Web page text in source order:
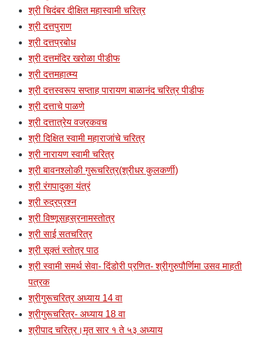
श्री चिदंबर दीक्षित महास्वामी चरित्र
श्री दत्तपुराण
श्री दत्तप्रबोध
श्री दत्तमंदिर खरोळा पीडीफ
श्री दत्तमहात्म्य
श्री दत्तस्वरूप सप्ताह पारायण बाळानंद चरित्र पीडीफ
श्री दत्ताचे पाळणे
श्री दत्तात्रेय वज्रकवच
श्री दिक्षित स्वामी महाराजांचे चरित्र
श्री नारायण स्वामी चरित्र
श्री बावनश्लोकी गुरूचरित्र(श्रीधर कुलकर्णी)
श्री रंगपादुका यंत्रं
श्री रुद्रप्रश्न
श्री विष्णूसहस्रनामस्तोत्र
श्री साई सतचरित्र
श्री सूक्तं स्तोत्र पाठ
श्री स्वामी समर्थ सेवा- दिंडोरी प्रणित- श्रीगुरुपौर्णिमा उसव माहती
पत्रक
श्रीगुरूचरित्र अध्याय 14 वा
श्रीगुरूचरित्र- अध्याय 18 वा
श्रीपाद चरित्र।मृत सार १ ते ५३ अध्याय